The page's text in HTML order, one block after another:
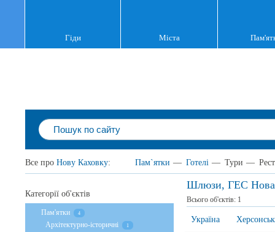
Гіди Міста
Все про Нову Каховку: Пам`ятки — Готелі — Тури —
Шлюзи, ГЕС Нова
Всього об'єктів: 1
Україна
Категорії об'єктів
Пам'ятки 4
Архітектурно-історичні 1